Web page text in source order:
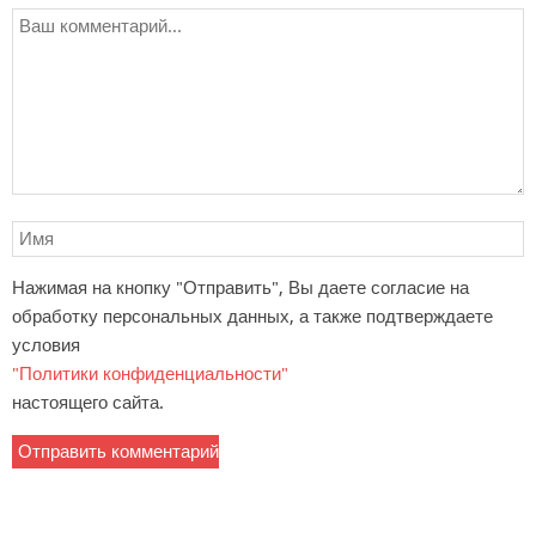
Нажимая на кнопку "Отправить", Вы даете согласие на
обработку персональных данных, а также подтверждаете
условия
"Политики конфиденциальности"
настоящего сайта.